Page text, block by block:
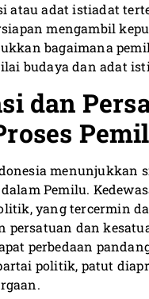
atau adat istiadat
mengambil
bagaimana
budaya dan adat
dan
menunjukkan
Pemilu.
yang tercermin
persatuan dan
perbedaan
politik, patut